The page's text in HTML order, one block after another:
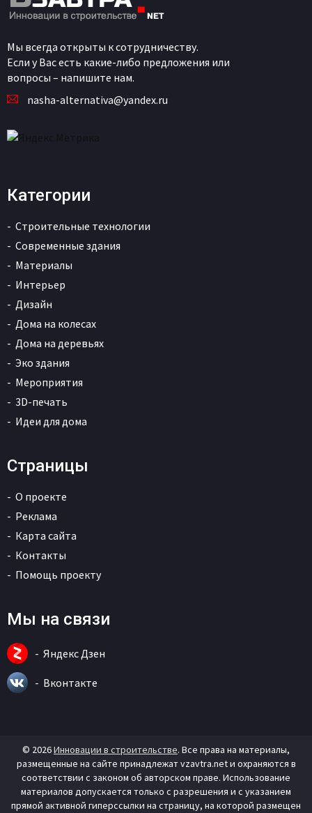
Мы всегда открыты к сотрудничеству.
Если у Вас есть какие-либо предложения или
вопросы – напишите нам.
nasha-alternativa@yandex.ru
Категории
Строительные технологии
Современные здания
Материалы
Интерьер
Дизайн
Дома на колесах
Дома на деревьях
Эко здания
Мероприятия
3D-печать
Идеи для дома
Страницы
О проекте
Реклама
Карта сайта
Контакты
Помощь проекту
Мы на связи
Яндекс Дзен
Вконтакте
© 2026Инновации в строительстве. Все права на материалы,
размещенные на сайте принадлежат vzavtra.net и охраняются в
соответствии с законом об авторском праве. Использование
материалов допускается только с разрешения и с указанием
прямой активной гиперссылки на страницу, на которой размещен